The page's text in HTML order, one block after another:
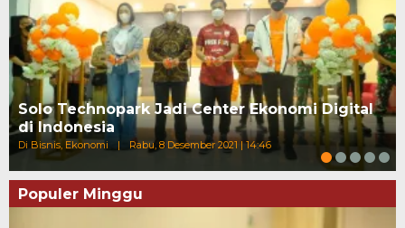
Solo Technopark Jadi Center Ekonomi Digital
di Indonesia
Di Bisnis, Ekonomi | Rabu, 8 Desember 2021 | 14:46
Populer Minggu